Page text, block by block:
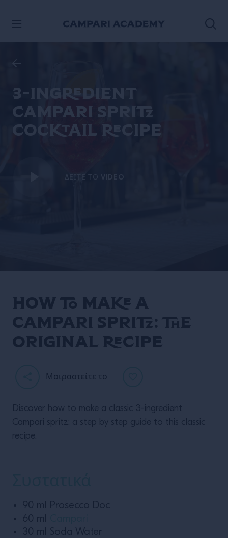
3-ingredient
Campari spritz
cocktail recipe
ΔΕΊΤΕ ΤΟ VIDEO
How to make a
campari spritz: the
original recipe
Μοιραστείτε το
Discover how to make a classic 3-ingredient
Campari spritz: a step by step guide to this classic
recipe.
90 ml Prosecco Doc
60 ml
30 ml Soda Water